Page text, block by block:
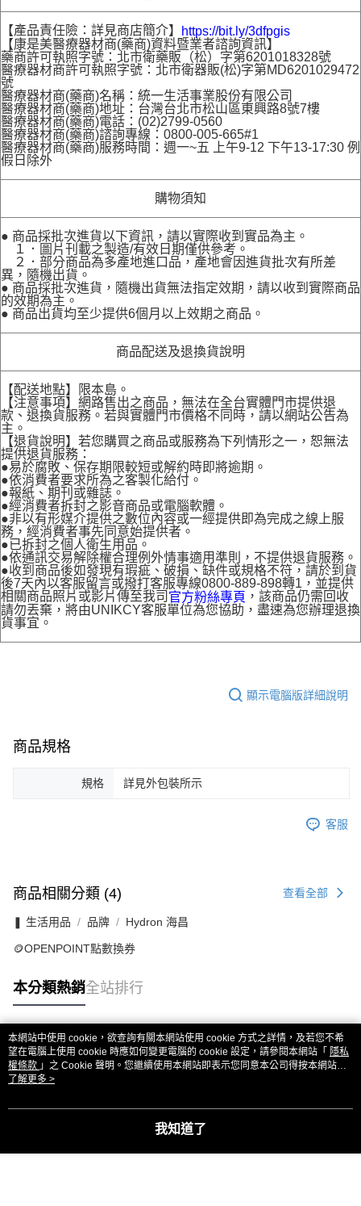
【產品責任險：詳見商店簡介】
https://bit.ly/3dfpgis
【康是美醫療器材商(藥商)資料暨業者諮詢資訊】
藥商許可執照字號：北市衛藥販（松）字第6201018328號
醫療器材商許可執照字號：北市衛器販(松)字第MD6201029472
號
醫療器材商(藥商)名稱：統一生活事業股份有限公司
醫療器材商(藥商)地址：台灣台北市松山區東興路8號7樓
醫療器材商(藥商)電話：(02)2799-0560
醫療器材商(藥商)諮詢專線：0800-005-665#1
醫療器材商(藥商)服務時間：週一~五 上午9-12 下午13-17:30 例
假日除外
購物須知
● 商品採批次進貨以下資訊，請以實際收到實品為主。
１．圖片刊載之製造/有效日期僅供參考。
２．部分商品為多產地進口品，產地會因進貨批次有所差
異，隨機出貨。
● 商品採批次進貨，隨機出貨無法指定效期，請以收到實際商品
的效期為主。
● 商品出貨均至少提供6個月以上效期之商品。
商品配送及退換貨說明
【配送地點】限本島。
【注意事項】網路售出之商品，無法在全台實體門市提供退
款、退換貨服務。若與實體門市價格不同時，請以網站公告為
主。
【退貨說明】若您購買之商品或服務為下列情形之一，恕無法
提供退貨服務：
●易於腐敗、保存期限較短或解約時即將逾期。
●依消費者要求所為之客製化給付。
●報紙、期刊或雜誌。
●經消費者拆封之影音商品或電腦軟體。
●非以有形媒介提供之數位內容或一經提供即為完成之線上服
務，經消費者事先同意始提供者。
●已拆封之個人衛生用品。
●依通訊交易解除權合理例外情事適用準則，不提供退貨服務。
●收到商品後如發現有瑕疵、破損、缺件或規格不符，請於到貨
後7天內以客服留言或撥打客服專線0800-889-898轉1，並提供
相關商品照片或影片傳至我司 官方粉絲專頁 ，該商品仍需回收
請勿丟棄，將由UNIKCY客服單位為您協助，盡速為您辦理退換
貨事宜。
顯示電腦版詳細說明
商品規格
規格 詳見外包裝所示
客服
商品相關分類 (4) 查看全部
❚ 生活用品 品牌 Hydron 海昌
🪙OPENPOINT點數換券
本分類熱銷全站排行
熱門標籤
本網站中使用 cookie，欲查詢有關本網站使用 cookie 方式之詳情，及若您不希
望在電腦上使用 cookie 時應如何變更電腦的 cookie 設定，請參閱本網站「 隱私
權條款 」之 Cookie 聲明。您繼續使用本網站即表示您同意本公司得按本網站使
用條款之 Cookie 聲明使用 cookie。
了解更多 >
我知道了